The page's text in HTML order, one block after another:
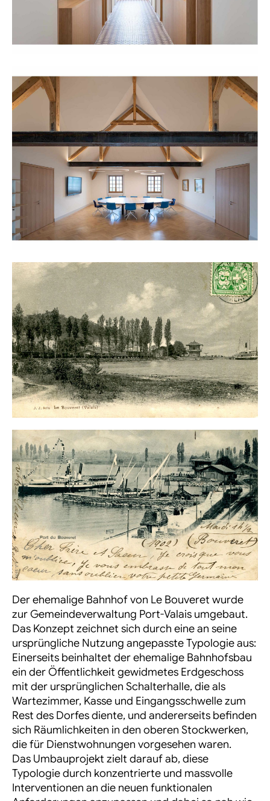
Der ehemalige Bahnhof von Le Bouveret wurde
zur Gemeindeverwaltung Port-Valais umgebaut.
Das Konzept zeichnet sich durch eine an seine
ursprüngliche Nutzung angepasste Typologie aus:
Einerseits beinhaltet der ehemalige Bahnhofsbau
ein der Öffentlichkeit gewidmetes Erdgeschoss
mit der ursprünglichen Schalterhalle, die als
Wartezimmer, Kasse und Eingangsschwelle zum
Rest des Dorfes diente, und andererseits befinden
sich Räumlichkeiten in den oberen Stockwerken,
die für Dienstwohnungen vorgesehen waren.
Das Umbauprojekt zielt darauf ab, diese
Typologie durch konzentrierte und massvolle
Interventionen an die neuen funktionalen